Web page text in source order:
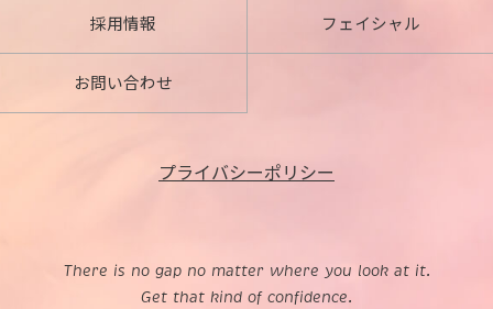
採用情報
お問い合わせ
フェイシャル
プライバシーポリシー
There is no gap no matter where you look at it.
Get that kind of confidence.